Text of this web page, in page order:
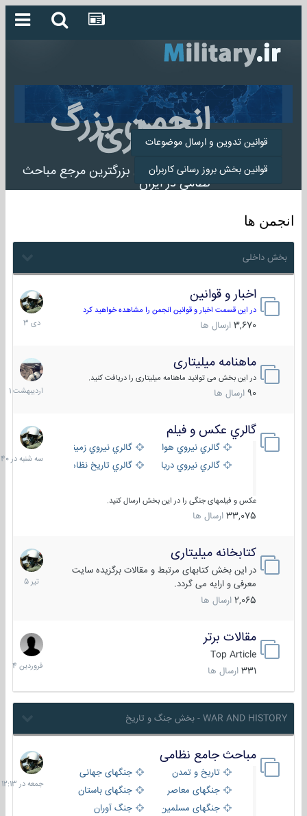
انجمن بزرگ
میلیتاری
انجمن میلیتاری بزرگترین مرجع مباحث
نظامی در ایران
قوانین تدوین و ارسال موضوعات
قوانین بخش بروز رسانی کاربران
انجمن ها
بخش داخلی
اخبار و قوانین
در این قسمت اخبار و قوانین انجمن را مشاهده خواهید کرد
3,670 ارسال ها
22
دی
1403
ماهنامه میلیتاری
در این بخش می توانید ماهنامه میلیتاری را دریافت کنید.
90 ارسال ها
30
1401
گالري عكس و فيلم
گالري نيروي هوايي
گالري نيروي زميني
گالري نيروي دريايي
گالري تاریخ نظامی
عکس و فیلمهای جنگی را در این بخش ارسال کنید.
33,075 ارسال ها
سه
شنبه
در
کتابخانه میلیتاری
در این بخش کتابهای مرتبط و مقالات برگزیده سایت
معرفی و ارایه می گردد.
2,065 ارسال ها
16
تیر
1405
مقالات برتر
Top Article
331 ارسال ها
29
فروردین
1404
WAR AND HISTORY - بخش جنگ و تاریخ
مباحث جامع نظامی
تاریخ و تمدن
جنگهای جهانی
جنگهای معاصر
جنگهای باستان
جنگهای مسلمین
جنگ آوران
جمعه
در
12:13